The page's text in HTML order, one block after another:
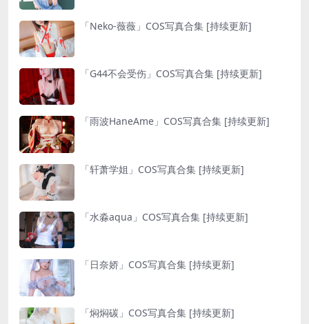
「Neko-薇薇」COS写真合集 [持续更新]
「G44不会受伤」COS写真合集 [持续更新]
「雨波HaneAme」COS写真合集 [持续更新]
「轩萧学姐」COS写真合集 [持续更新]
「水淼aqua」COS写真合集 [持续更新]
「日奈娇」COS写真合集 [持续更新]
「焖焖碳」COS写真合集 [持续更新]